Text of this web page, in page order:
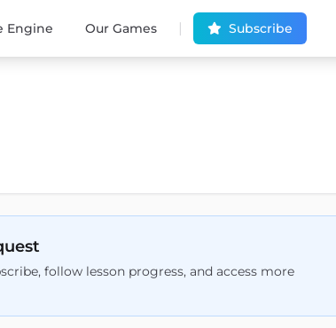
Engine Our Games | Subscribe
follow lesson progress, and access more